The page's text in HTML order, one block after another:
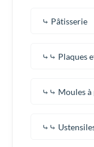
⤷ Pâtisserie
⤷⤷ Plaques
⤷⤷ Moules à
⤷⤷